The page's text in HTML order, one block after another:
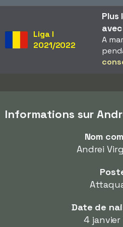
Liga I
2021/2022
Plus
A
Informations sur
Nom
Andrei
Date de
4 janvier